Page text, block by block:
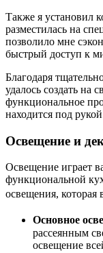
Также я установил
разместилась на
позволило мне
быстрый доступ к
Благодаря
удалось создать на
функциональное
находится под
Освещение и
Освещение играет
функциональной
освещения, которая
Основное
рассеянным
освещение